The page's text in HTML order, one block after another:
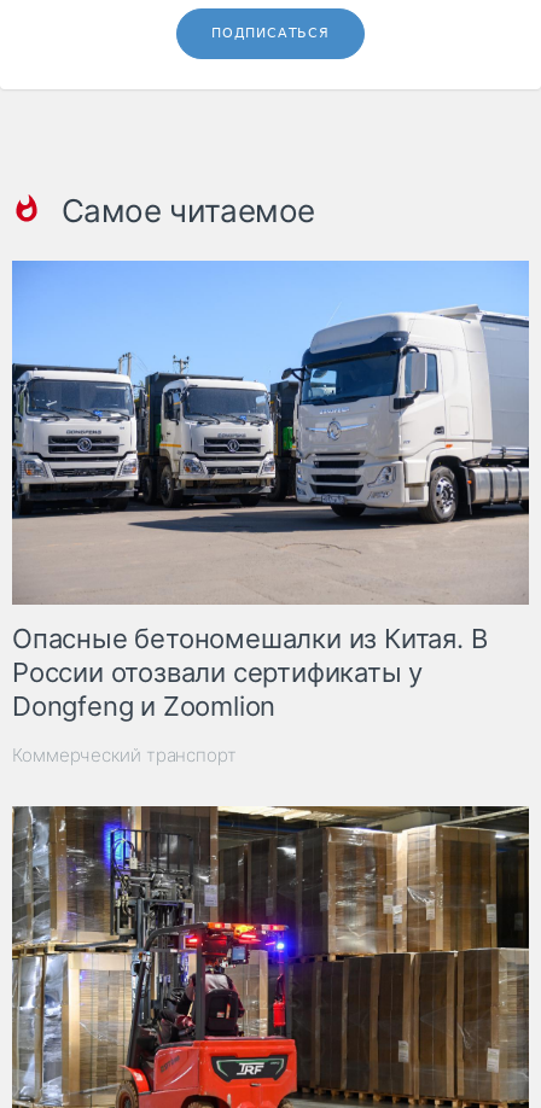
ПОДПИСАТЬСЯ
Самое читаемое
Опасные бетономешалки из Китая. В
России отозвали сертификаты у
Dongfeng и Zoomlion
Коммерческий транспорт